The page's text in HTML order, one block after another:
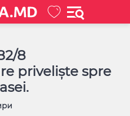
8
priveliște spre